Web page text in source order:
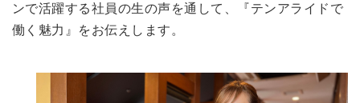
ンで活躍する社員の生の声を通して、『テンアライドで
働く魅力』をお伝えします。